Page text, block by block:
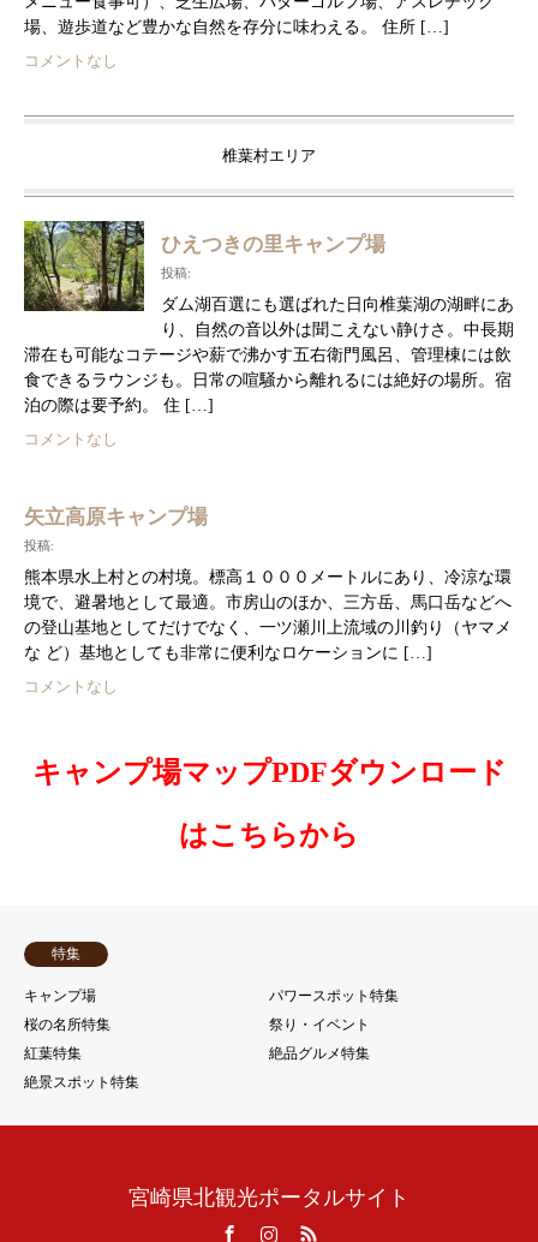
場、遊歩道など豊かな自然を存分に味わえる。 住所 […]
コメントなし
椎葉村エリア
ひえつきの里キャンプ場
投稿:
ダム湖百選にも選ばれた日向椎葉湖の湖畔にあ
り、自然の音以外は聞こえない静けさ。中長期
滞在も可能なコテージや薪で沸かす五右衛門風呂、管理棟には飲
食できるラウンジも。日常の喧騒から離れるには絶好の場所。宿
泊の際は要予約。 住 […]
コメントなし
矢立高原キャンプ場
投稿:
熊本県水上村との村境。標高１０００メートルにあり、冷涼な環
境で、避暑地として最適。市房山のほか、三方岳、馬口岳などへ
の登山基地としてだけでなく、一ツ瀬川上流域の川釣り（ヤマメ
な ど）基地としても非常に便利なロケーションに […]
コメントなし
キャンプ場マップPDFダウンロード
はこちらから
特集
キャンプ場
パワースポット特集
桜の名所特集
祭り・イベント
紅葉特集
絶品グルメ特集
絶景スポット特集
宮崎県北観光ポータルサイト